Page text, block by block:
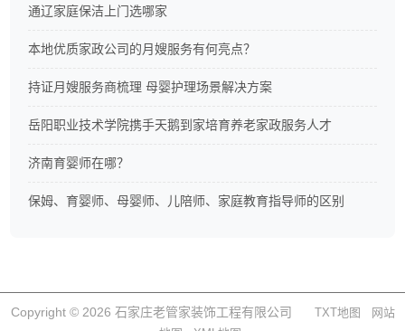
通辽家庭保洁上门选哪家
本地优质家政公司的月嫂服务有何亮点？
持证月嫂服务商梳理 母婴护理场景解决方案
岳阳职业技术学院携手天鹅到家培育养老家政服务人才
济南育婴师在哪？
保姆、育婴师、母婴师、儿陪师、家庭教育指导师的区别
Copyright © 2026 石家庄老管家装饰工程有限公司 TXT地图
网站